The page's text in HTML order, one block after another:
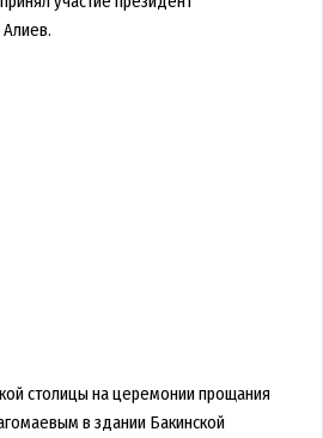
столицы на церемонии прощания
в здании Бакинской